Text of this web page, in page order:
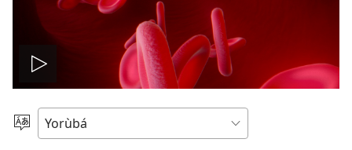
Play
video
Yan